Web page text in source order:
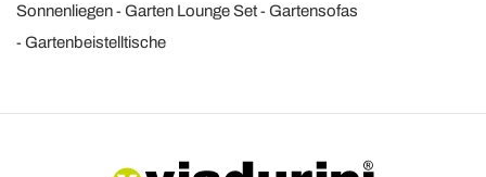
Sonnenliegen Garten Lounge Set
Gartensofas
Gartenbeistelltische